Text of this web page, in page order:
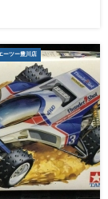
ーツー豊川店